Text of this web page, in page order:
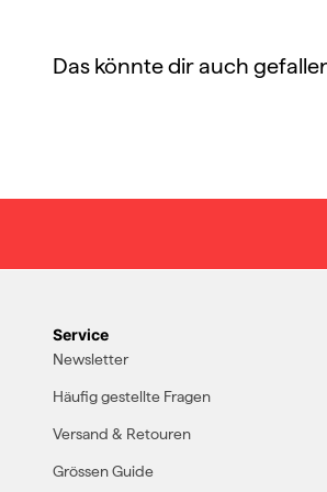
Das könnte dir auch
Service
Newsletter
Häufig gestellte Fragen
Versand & Retouren
Grössen Guide